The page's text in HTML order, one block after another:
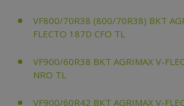
VF800/70R38 (800/70R38) BKT
FLECTO 187D CFO TL
VF900/60R38 BKT AGRIMAX V-
NRO TL
VF900/60R42 BKT AGRIMAX V-